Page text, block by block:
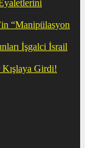
“Manipülasyon
İşgalci İsrail
Girdi!